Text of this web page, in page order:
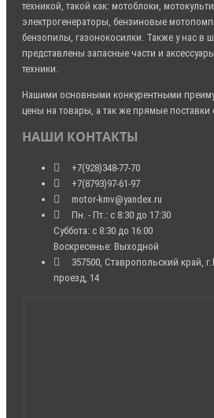
техникой, такой как: мотоблоки,
электрогенераторы, бензиновые
бензопилы, газонокосилки. Также у нас в
представлены запасные части и
техники.
Нашими основными конкурентными
цены на товары, а так же прямые поставки
НАШИ КОНТАКТЫ
+7(928)348-77-70
+7(8793)97-61-97
motor-kmv@yandex.ru
Пн. - Пт.: с 8:30 до 17:30
Суббота: с 8:30 до 16:00
Воскресенье: Выходной
357500, Ставропольский край,
проезд, 14